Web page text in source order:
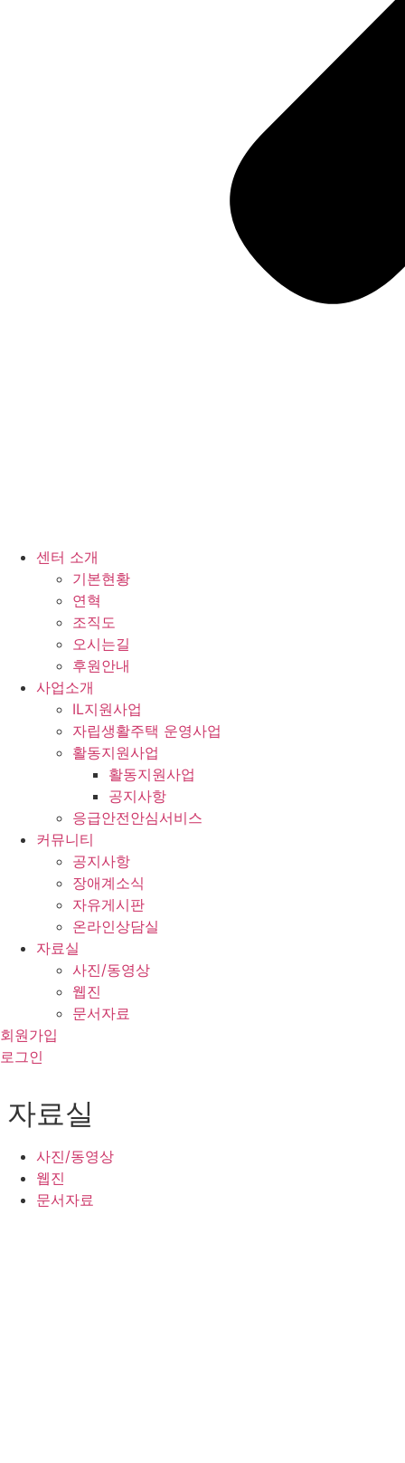
센터 소개
기본현황
연혁
조직도
오시는길
후원안내
사업소개
IL지원사업
자립생활주택 운영사업
활동지원사업
활동지원사업
공지사항
응급안전안심서비스
커뮤니티
공지사항
장애계소식
자유게시판
온라인상담실
자료실
사진/동영상
웹진
문서자료
회원가입
로그인
자료실
사진/동영상
웹진
문서자료